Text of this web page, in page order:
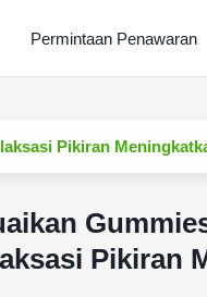
Permintaan Penawaran
Pikiran
Pikiran